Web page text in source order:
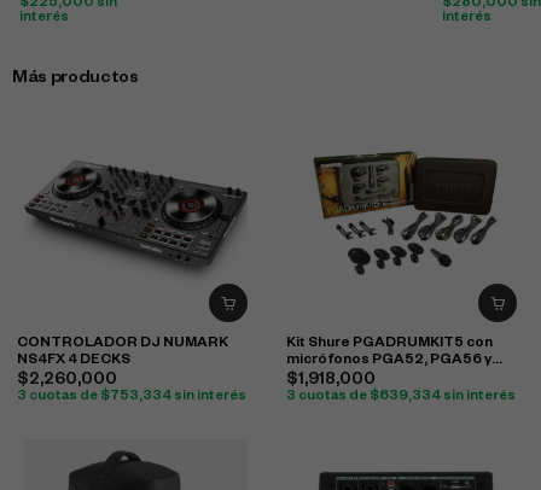
$225,000 sin
interés
$280,000 sin
interés
Más productos
CONTROLADOR DJ NUMARK
NS4FX 4 DECKS
$2,260,000
3 cuotas de $ 753,334 sin interés
Kit Shure PGADRUMKIT5 con
micrófonos PGA52, PGA56 y
PGA57 para batería
$1,918,000
3 cuotas de $639,334 sin interés